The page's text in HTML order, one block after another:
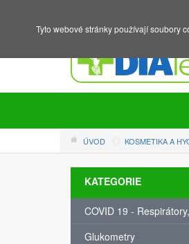
ÚVOD KOSMETIKA A
KATEGORIE
COVID 19 -
Glukometry
Tyto webové stránky používají soubory